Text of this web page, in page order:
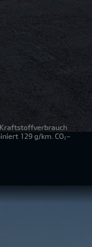
Kraftstoffverbrauch
129 g/km. CO₂-